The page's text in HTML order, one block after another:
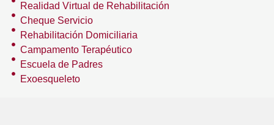
Realidad Virtual de Rehabilitación
Cheque Servicio
Rehabilitación Domiciliaria
Campamento Terapéutico
Escuela de Padres
Exoesqueleto